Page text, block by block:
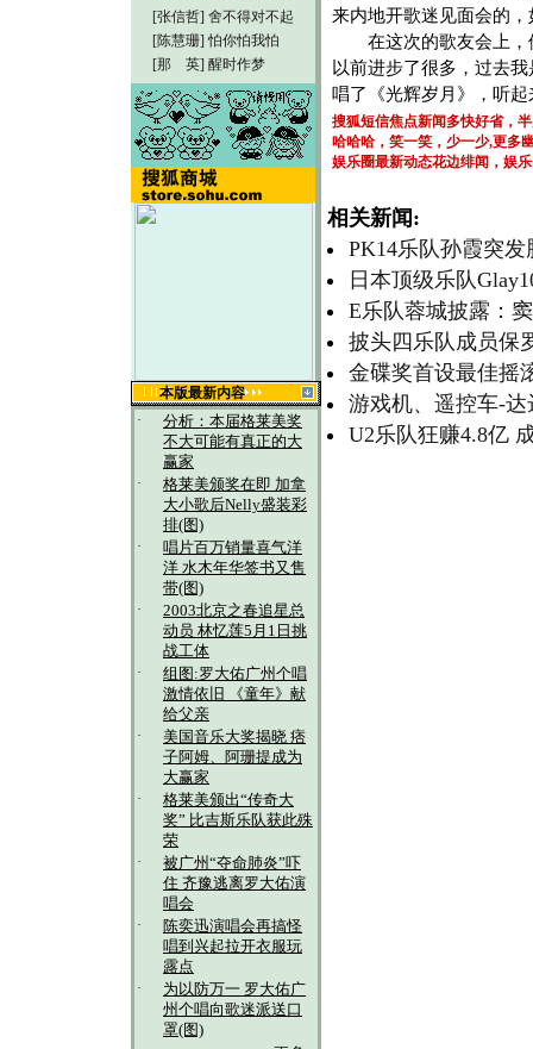
[张信哲] 舍不得对不起
[陈慧珊] 怕你怕我怕
[那 英] 醒时作梦
本版最新内容
·
分析：本届格莱美奖
不大可能有真正的大
赢家
·
格莱美颁奖在即 加拿
大小歌后Nelly盛装彩
排(图)
·
唱片百万销量喜气洋
洋 水木年华签书又售
带(图)
·
2003北京之春追星总
动员 林忆莲5月1日挑
战工体
·
组图:罗大佑广州个唱
激情依旧 《童年》献
给父亲
·
美国音乐大奖揭晓 痞
子阿姆、阿珊提成为
大赢家
·
格莱美颁出“传奇大
奖” 比吉斯乐队获此殊
荣
·
被广州“夺命肺炎”吓
住 齐豫逃离罗大佑演
唱会
·
陈奕迅演唱会再搞怪
唱到兴起拉开衣服玩
露点
·
为以防万一 罗大佑广
州个唱向歌迷派送口
罩(图)
来内地开歌迷见面会的
在这次的歌友会上，
以前进步了很多，过去
唱了《光辉岁月》，听
搜狐短信焦点新闻多快好省，
哈哈哈，笑一笑，少一少,更多
娱乐圈最新动态花边绯闻，娱
相关新闻:
PK14乐队孙霞突
日本顶级乐队
E乐队蓉城披露：
披头四乐队成员保
金碟奖首设最佳摇
游戏机、遥控车-
U2乐队狂赚4.8亿